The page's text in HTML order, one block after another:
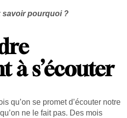
savoir pourquoi ?
à s’écouter
qu’on se promet d’écouter notre
ne le fait pas. Des mois